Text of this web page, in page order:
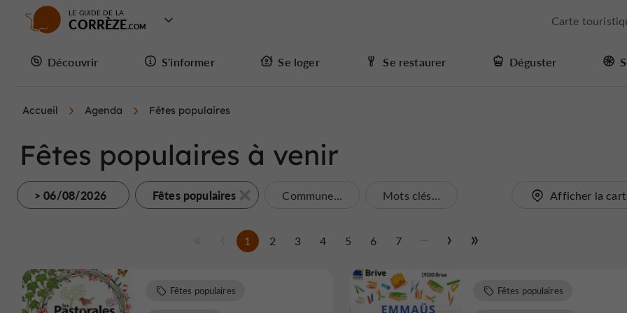
LE GUIDE DE LA
CORRÈZE Carte
Découvrir S'informer Se loger Se restaurer Déguster
Accueil Agenda Fêtes populaires
Fêtes populaires à venir
> 06/08/2026 Fêtes populaires Commune... Mots clés... Afficher la
1 2 3 4 5 6 7 ...
Fêtes populaires Fêtes populaires